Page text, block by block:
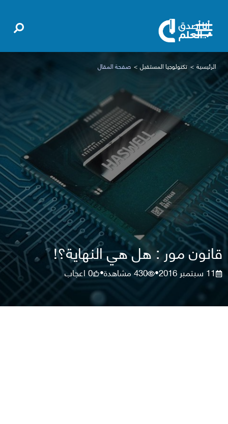
الرئيسية تكنولوجيا المستقبل صفحة المقال
قانون مور : هل هي النهاية؟!
11 سبتمبر 2016 •
430مشاهدة•
0اعجاب